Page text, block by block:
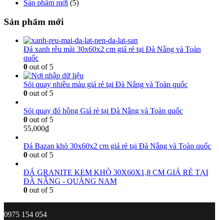
Sản phẩm mới (5)
Sản phẩm mới
Đá xanh rêu mài 30x60x2 cm giá rẻ tại Đà Nẵng và Toàn
quốc
0 out of 5
Sỏi quay nhiều màu giá rẻ tại Đà Nẵng và Toàn quốc
0 out of 5
Sỏi quay đỏ hồng Giá rẻ tại Đà Nẵng và Toàn quốc
0 out of 5
55,000₫
Đá Bazan khò 30x60x2 cm giá rẻ tại Đà Nẵng và Toàn quốc
0 out of 5
ĐÁ GRANITE KEM KHÒ 30X60X1,8 CM GIÁ RẺ TẠI
ĐÀ NẴNG - QUẢNG NAM
0 out of 5
0975 154 054